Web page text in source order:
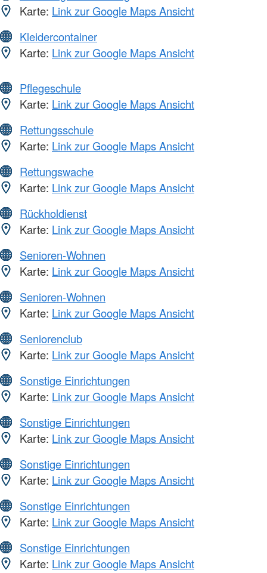
Karte: Link zur Google Maps Ansicht
Kleidercontainer
Karte: Link zur Google Maps Ansicht
Pflegeschule
Karte: Link zur Google Maps Ansicht
Rettungsschule
Karte: Link zur Google Maps Ansicht
Rettungswache
Karte: Link zur Google Maps Ansicht
Rückholdienst
Karte: Link zur Google Maps Ansicht
Senioren-Wohnen
Karte: Link zur Google Maps Ansicht
Senioren-Wohnen
Karte: Link zur Google Maps Ansicht
Seniorenclub
Karte: Link zur Google Maps Ansicht
Sonstige Einrichtungen
Karte: Link zur Google Maps Ansicht
Sonstige Einrichtungen
Karte: Link zur Google Maps Ansicht
Sonstige Einrichtungen
Karte: Link zur Google Maps Ansicht
Sonstige Einrichtungen
Karte: Link zur Google Maps Ansicht
Sonstige Einrichtungen
Karte: Link zur Google Maps Ansicht